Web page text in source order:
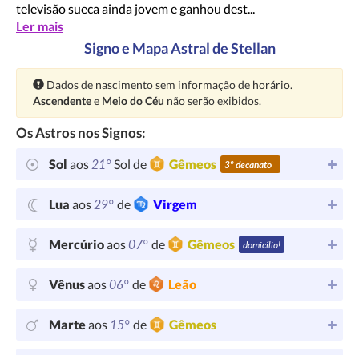
televisão sueca ainda jovem e ganhou dest...
Ler mais
Signo e Mapa Astral de Stellan
Atenção:
Dados de nascimento sem informação de horário.
Ascendentee Meio do Céu não serão exibidos.
Os Astros nos Signos:
Sol aos21°Sol de Gêmeos 3º decanato
Lua aos29° de Virgem
Mercúrioaos07° de Gêmeos domicílio!
Vênusaos06° de Leão
Marteaos 15° de Gêmeos